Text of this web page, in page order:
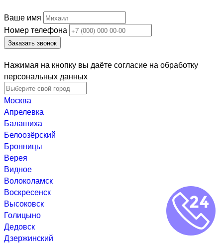
Ваше имя
Номер телефона
Заказать звонок
Нажимая на кнопку вы даёте согласие на обработку
персональных данных
Москва
Апрелевка
Балашиха
Белоозёрский
Бронницы
Верея
Видное
Волоколамск
Воскресенск
Высоковск
Голицыно
Дедовск
Дзержинский